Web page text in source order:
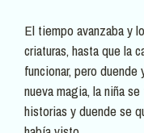
El tiempo avanzaba y
criaturas, hasta que la
funcionar, pero
nueva magia, la niña
historias y duende se